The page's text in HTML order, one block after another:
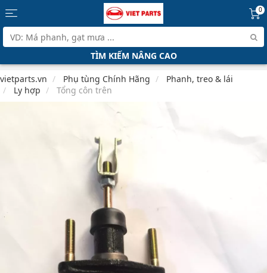
0
TÌM KIẾM NÂNG CAO
vietparts.vn Phụ tùng Chính Hãng
Phanh, treo & lái
Ly hợp
Tổng côn trên